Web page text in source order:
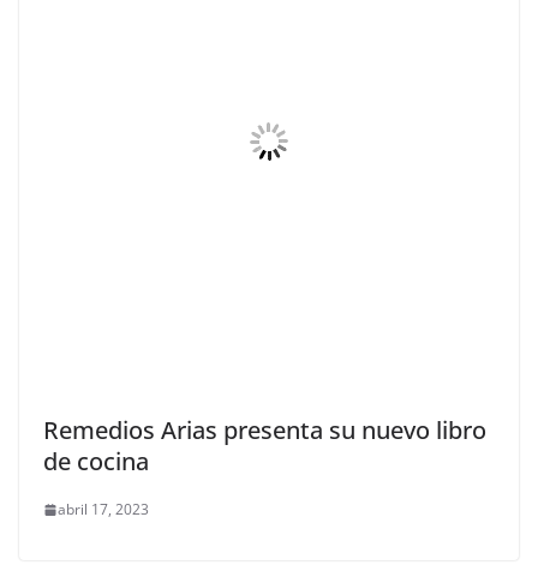
Remedios Arias presenta su nuevo libro
de cocina
abril 17, 2023